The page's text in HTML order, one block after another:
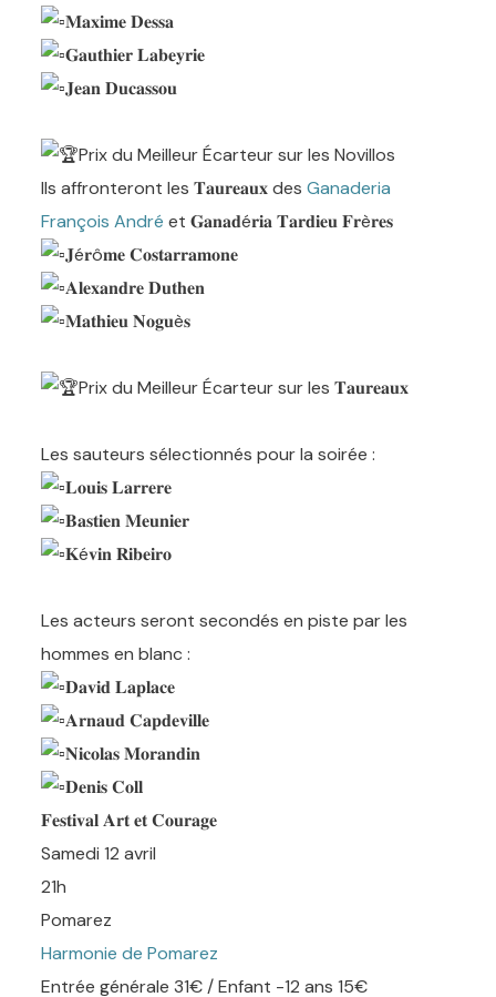
𝐌𝐚𝐱𝐢𝐦𝐞 𝐃𝐞𝐬𝐬𝐚
𝐆𝐚𝐮𝐭𝐡𝐢𝐞𝐫 𝐋𝐚𝐛𝐞𝐲𝐫𝐢𝐞
𝐉𝐞𝐚𝐧 𝐃𝐮𝐜𝐚𝐬𝐬𝐨𝐮
Prix du Meilleur Écarteur sur les Novillos
Ils affronteront les 𝐓𝐚𝐮𝐫𝐞𝐚𝐮𝐱 desGanaderia
François André et 𝐆𝐚𝐧𝐚𝐝é𝐫𝐢𝐚 𝐓𝐚𝐫𝐝𝐢𝐞𝐮 𝐅𝐫è𝐫𝐞𝐬
𝐉é𝐫ô𝐦𝐞 𝐂𝐨𝐬𝐭𝐚𝐫𝐫𝐚𝐦𝐨𝐧𝐞
𝐀𝐥𝐞𝐱𝐚𝐧𝐝𝐫𝐞 𝐃𝐮𝐭𝐡𝐞𝐧
𝐌𝐚𝐭𝐡𝐢𝐞𝐮 𝐍𝐨𝐠𝐮è𝐬
Prix du Meilleur Écarteur sur les 𝐓𝐚𝐮𝐫𝐞𝐚𝐮𝐱
Les sauteurs sélectionnés pour la soirée :
𝐋𝐨𝐮𝐢𝐬 𝐋𝐚𝐫𝐫𝐞𝐫𝐞
𝐁𝐚𝐬𝐭𝐢𝐞𝐧 𝐌𝐞𝐮𝐧𝐢𝐞𝐫
𝐊é𝐯𝐢𝐧 𝐑𝐢𝐛𝐞𝐢𝐫𝐨
Les acteurs seront secondés en piste par les
hommes en blanc :
𝐃𝐚𝐯𝐢𝐝 𝐋𝐚𝐩𝐥𝐚𝐜𝐞
𝐀𝐫𝐧𝐚𝐮𝐝 𝐂𝐚𝐩𝐝𝐞𝐯𝐢𝐥𝐥𝐞
𝐍𝐢𝐜𝐨𝐥𝐚𝐬 𝐌𝐨𝐫𝐚𝐧𝐝𝐢𝐧
𝐃𝐞𝐧𝐢𝐬 𝐂𝐨𝐥𝐥
𝐅𝐞𝐬𝐭𝐢𝐯𝐚𝐥 𝐀𝐫𝐭 𝐞𝐭 𝐂𝐨𝐮𝐫𝐚𝐠𝐞
Samedi 12 avril
21h
Pomarez
Harmonie de Pomarez
Entrée générale 31€ / Enfant -12 ans 15€